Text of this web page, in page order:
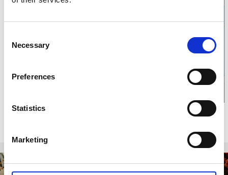
Selection
Necessary
Preferences
Statistics
Marketing
Klicka för karta och
9